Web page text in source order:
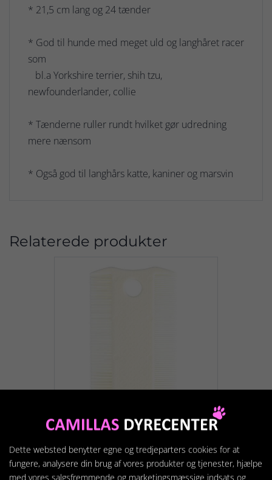
* 21,5 cm lang og 24 tænder
* God til hunde med meget uld og langhåret racer
som
bl.a Yorkshire terrier, shih tzu,
newfounderlander, collie
* Tænderne ruller rundt hvilket gør udredning
mere nænsom
* Også god til langhårs katte, kaniner og marsvin
Relaterede produkter
Loppe- og støvkam
19,95 kr.
Dette websted benytter egne og tredjeparters cookies for at
fungere, analysere din brug af vores produkter og tjenester, hjælpe
med vores salgsfremmende og marketingsmæssige indsats og